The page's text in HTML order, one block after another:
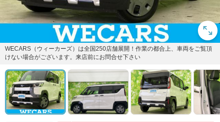
WECARS（ウィーカーズ）は全国250店舗展開！作業の都合上、車両をご覧頂
けない場合がございます。来店前にお問合せ下さい